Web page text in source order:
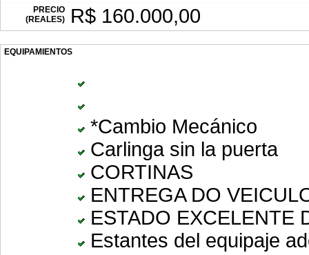
PRECIO
(REALES)
R$ 160.000,00
EQUIPAMIENTOS
*Cambio Mecánico
Carlinga sin la puerta
CORTINAS
ENTREGA DO
ESTADO EXCELENTE
Estantes del equipaje